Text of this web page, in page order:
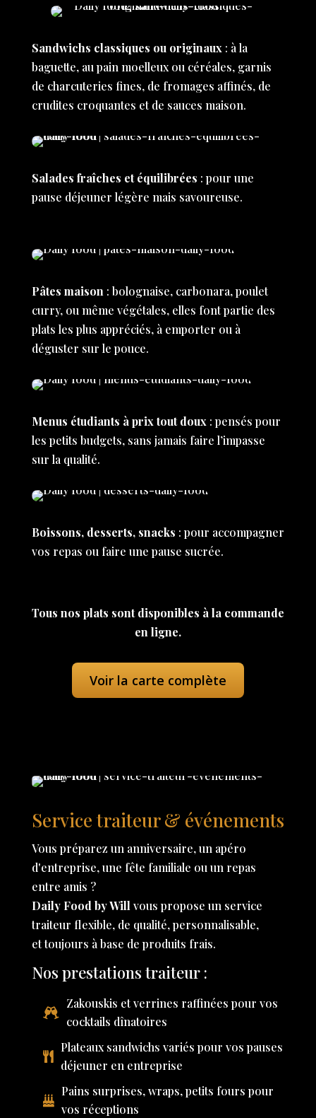
Sandwichs classiques ou originaux: à la
baguette, au pain moelleux ou céréales, garnis
de charcuteries fines, de fromages affinés, de
crudites croquantes et de sauces maison.
Salades fraîches et équilibrées : pour une
pause déjeuner légère mais savoureuse.
Pâtes maison: bolognaise, carbonara, poulet
curry, ou même végétales, elles font partie des
plats les plus appréciés, à emporter ou à
déguster sur le pouce.
Menus étudiants à prix tout doux: pensés pour
les petits budgets, sans jamais faire l’impasse
sur la qualité.
Boissons, desserts, snacks : pour accompagner
vos repas ou faire une pause sucrée.
Tous nos plats sont disponibles à la commande
en ligne.
Voir la carte complète
Service traiteur & événements
Vous préparez un anniversaire, un apéro
d'entreprise, une fête familiale ou un repas
entre amis ?
Daily Food by Willvous propose un service
traiteur flexible, de qualité, personnalisable,
et toujours à base de produits frais.
Nos prestations traiteur :
Zakouskis et verrines raffinées pour vos
cocktails dînatoires
Plateaux sandwichs variés pour vos pauses
déjeuner en entreprise
Pains surprises, wraps, petits fours pour
vos réceptions